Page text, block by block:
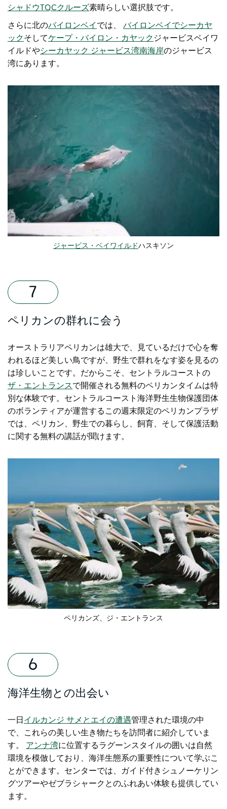
シャドウTQCクルーズ素晴らしい選択肢です。
さらに北のバイロンベイ では、
バイロンベイでシーカヤ
ックそしてケープ・バイロン・カヤック ジャービスベイワ
イルドやシーカヤック ジャービス湾南海岸のジャービス
湾にあります。
ジャービス・ベイワイルドハスキソン
ペリカンの群れに会う
オーストラリアペリカンは雄大で、見ているだけで心を奪
われるほど美しい鳥ですが、野生で群れをなす姿を見るの
は珍しいことです。だからこそ、 セントラルコーストの
ザ・エントランスで開催される無料のペリカンタイムは特
別な体験です。セントラルコースト海洋野生生物保護団体
のボランティアが運営するこの週末限定のペリカンプラザ
では、ペリカン、野生での暮らし、飼育、そして保護活動
に関する無料の講話が聞けます。
ペリカンズ、ジ・エントランス
海洋生物との出会い
一日 イルカンジ サメとエイの遭遇管理された環境の中
で、これらの美しい生き物たちを訪問者に紹介していま
す。
アンナ湾に位置するラグーンスタイルの囲いは自然
環境を模倣しており、海洋生態系の重要性について学ぶこ
とができます。センターでは、ガイド付きシュノーケリン
グツアーやゼブラシャークとのふれあい体験も提供してい
ます。